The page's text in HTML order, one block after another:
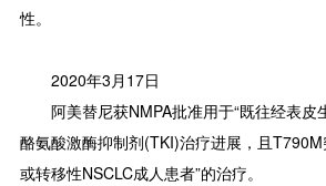
性。
2020年3月17日
阿美替尼获NMPA批准用于“既往经表皮
酪氨酸激酶抑制剂(TKI)治疗进展，且
或转移性NSCLC成人患者”的治疗。